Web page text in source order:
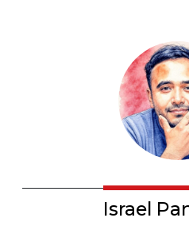
Israel